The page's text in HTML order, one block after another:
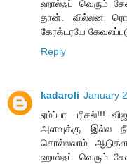
ஹால்ஃப் வெரும்
தான். வில்லன
கேரக்டரயே
Reply
kadaroli January
ஏம்ப்பா பரிசல்!!!
அளவுக்கு இல்ல
சொல்லலாம்.
ஹால்ஃப் வெரும்